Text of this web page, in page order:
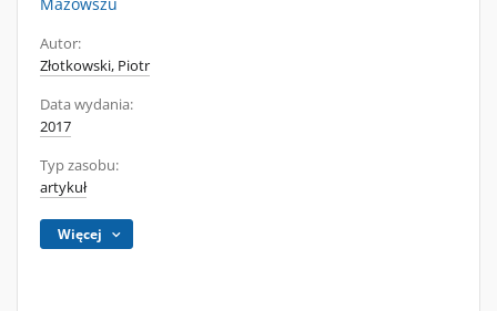
Autor:
Złotkowski, Piotr
Data wydania:
2017
Typ zasobu:
artykuł
Więcej